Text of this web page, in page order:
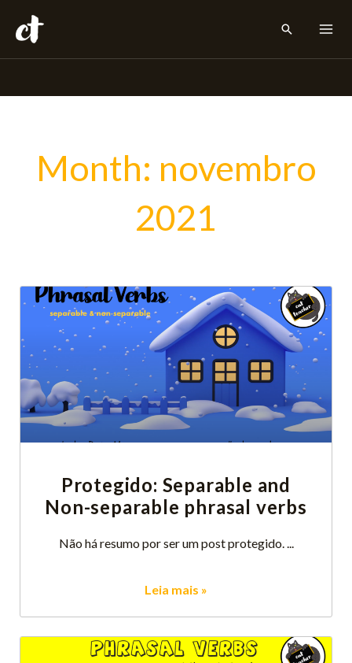
para
Pesquisar
Month: novembro
2021
Protegido: Separable and
Non-separable phrasal verbs
Não há resumo por ser um post protegido.
Leia mais »